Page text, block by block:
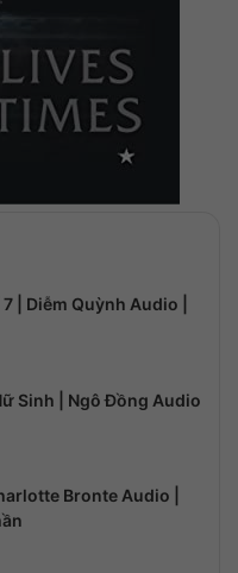
| Diễm Quỳnh Audio |
Sinh | Ngô Đồng Audio
Bronte Audio |